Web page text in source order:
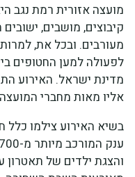
מועצה אזורית רמת נגב
קיבוצים, מושבים, ישובים
מעורבים. ובכל את,
לפעולה למען החטופים
מדינת ישראל. האירוע
אליו מאות מחברי
בשיא האירוע צילמו כלל
והצגת ילדים של תאטרון